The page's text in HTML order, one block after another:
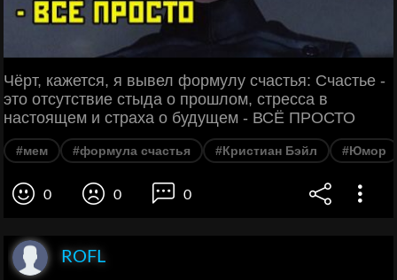
Чёрт, кажется, я вывел формулу счастья: Счастье -
это отсутствие стыда о прошлом, стресса в
настоящем и страха о будущем - ВСЁ ПРОСТО
#мем #формула счастья #Кристиан Бэйл #Юмор
0 0 0
ROFL